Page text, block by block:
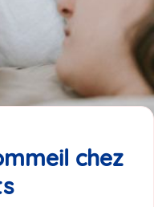
chez
Article